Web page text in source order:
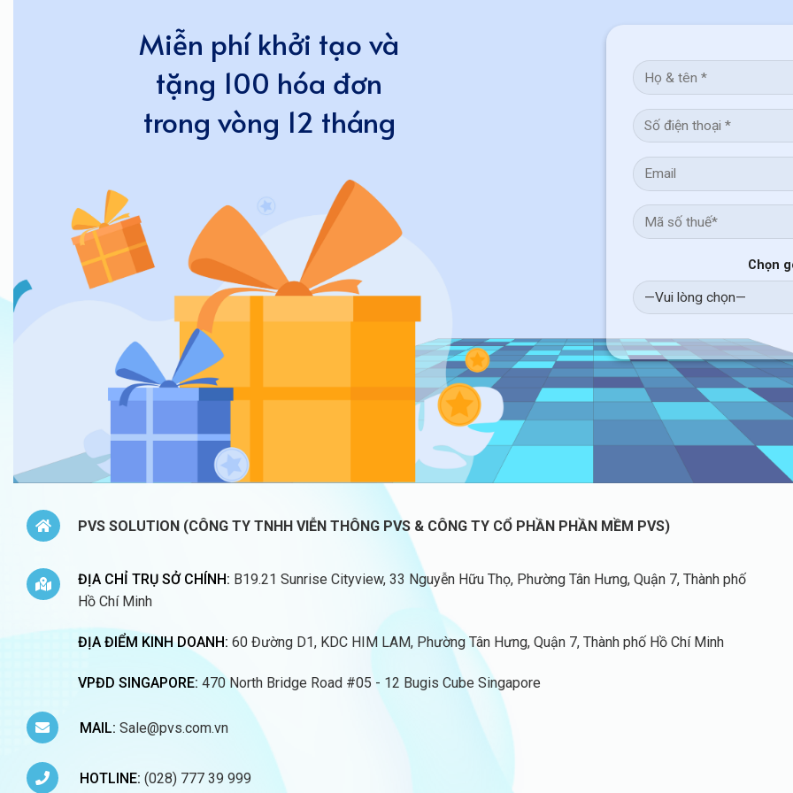
Miễn phí khởi tạo và
tặng 100 hóa đơn
trong vòng 12 tháng
Chọn
PVS SOLUTION (CÔNG TY TNHH VIỄN THÔNG PVS & CÔNG TY CỔ PHẦN PHẦN MỀM PVS)
ĐỊA CHỈ TRỤ SỞ CHÍNH: B19.21 Sunrise Cityview, 33 Nguyễn Hữu Thọ, Phường Tân Hưng, Quận 7, Thành phố
Hồ Chí Minh
ĐỊA ĐIỂM KINH DOANH: 60 Đường D1, KDC HIM LAM, Phường Tân Hưng, Quận 7, Thành phố Hồ Chí Minh
VPĐD SINGAPORE: 470 North Bridge Road #05 - 12 Bugis Cube Singapore
MAIL: Sale@pvs.com.vn
HOTLINE: (028) 777 39 999